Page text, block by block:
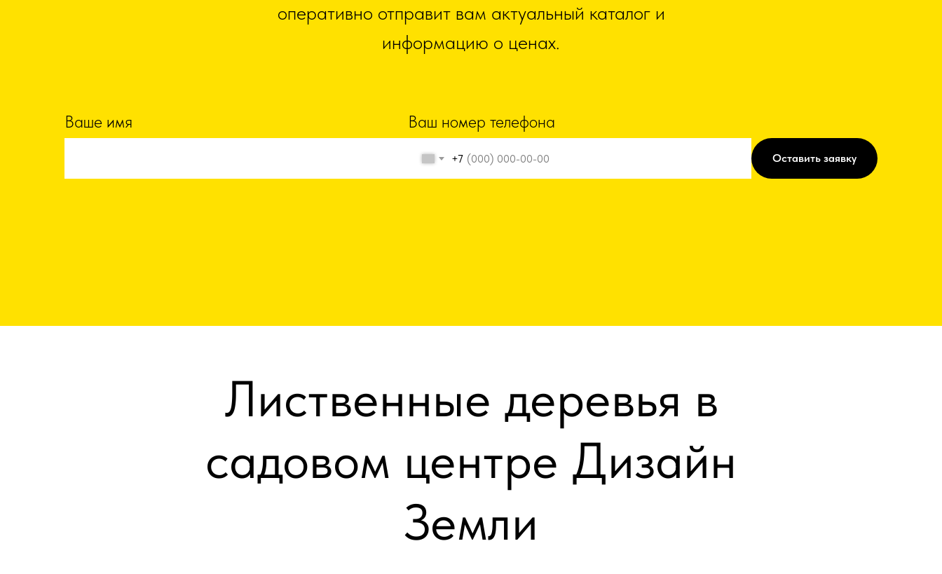
оперативно отправит вам актуальный каталог и
информацию о ценах.
Ваше имя Ваш номер телефона
+7 Оставить заявку
Лиственные деревья в
садовом центре Дизайн
Земли